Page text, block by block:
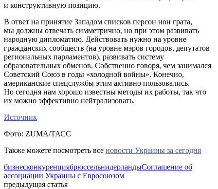
и конструктивную позицию.
В ответ на принятие Западом списков персон нон грата,
мы должны отвечать симметрично, но при этом развивать
народную дипломатию. Действовать нужно на уровне
гражданских сообществ (на уровне мэров городов, депутатов
региональных парламентов), развивать систему
образовательных обменов. Собственно говоря, чем занимался
Советский Союз в годы «холодной войны». Конечно,
американские спецслужбы этим активно пользовались.
Но сегодня нам хорошо известны методы их работы, так что
их можно эффективно нейтрализовать.
Источник
Фото: ZUMA/ТАСС
Также можете посмотреть все новости Украины за сегодня
бизнесконкуренциябрюссельнидерландыСоглашение об
ассоциации Украины с Евросоюзом
предыдущая статья